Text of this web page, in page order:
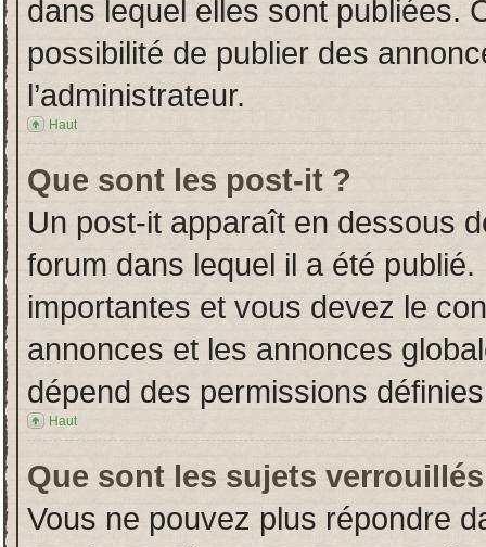
dans lequel elles sont publiées.
possibilité de publier des
l’administrateur.
Haut
Que sont les post-it ?
Un post-it apparaît en dessous
forum dans lequel il a été
importantes et vous devez le
annonces et les annonces
dépend des permissions
Haut
Que sont les sujets
Vous ne pouvez plus répondre